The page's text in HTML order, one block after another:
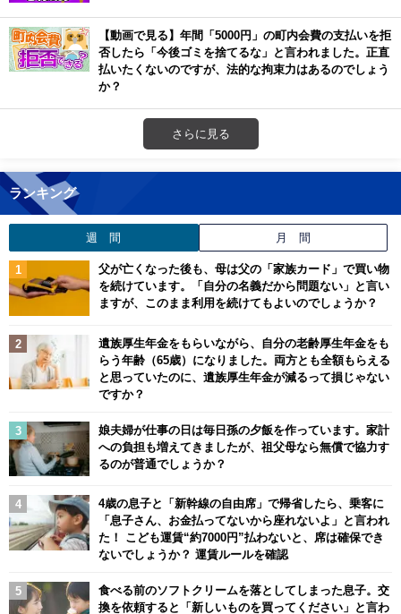
【動画で見る】年間「5000円」の町内会費の支払いを拒
否したら「今後ゴミを捨てるな」と言われました。正直
払いたくないのですが、法的な拘束力はあるのでしょう
か？
さらに見る
ランキング
週 間 月 間
父が亡くなった後も、母は父の「家族カード」で買い物
を続けています。「自分の名義だから問題ない」と言い
ますが、このまま利用を続けてもよいのでしょうか？
遺族厚生年金をもらいながら、自分の老齢厚生年金をも
らう年齢（65歳）になりました。両方とも全額もらえる
と思っていたのに、遺族厚生年金が減るって損じゃない
ですか？
娘夫婦が仕事の日は毎日孫の夕飯を作っています。家計
への負担も増えてきましたが、祖父母なら無償で協力す
るのが普通でしょうか？
4歳の息子と「新幹線の自由席」で帰省したら、乗客に
「息子さん、お金払ってないから座れないよ」と言われ
た！ こども運賃“約7000円”払わないと、席は確保でき
ないでしょうか？ 運賃ルールを確認
食べる前のソフトクリームを落としてしまった息子。交
換を依頼すると「新しいものを買ってください」と言わ